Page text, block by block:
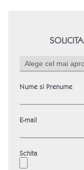
Nume si Prenume
E-mail
Schita